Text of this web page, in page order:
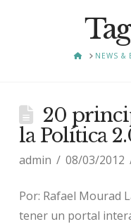
HOMENEWS &
20
la Política
admin 08/03/2012
Por: Rafael Mourad
tener un portal